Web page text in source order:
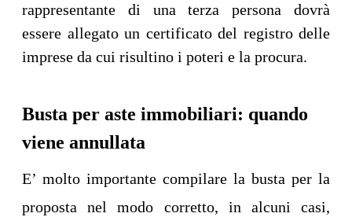
rappresentante di una terza persona dovrà
essere allegato un certificato del registro delle
imprese da cui risultino i poteri e la procura.
Busta per aste immobiliari: quando
viene annullata
E’ molto importante compilare la busta per la
proposta nel modo corretto, in alcuni casi,